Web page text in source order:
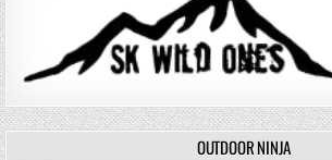
OUTDOOR NINJA